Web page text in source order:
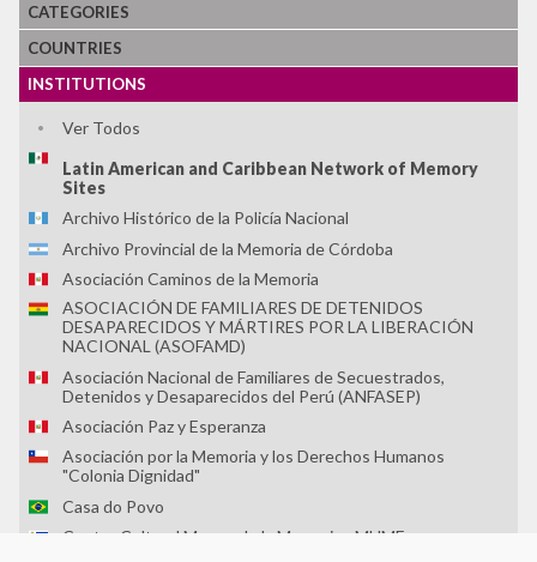
CATEGORIES
COUNTRIES
INSTITUTIONS
Ver Todos
Latin American and Caribbean Network of Memory
Sites
Archivo Histórico de la Policía Nacional
Archivo Provincial de la Memoria de Córdoba
Asociación Caminos de la Memoria
ASOCIACIÓN DE FAMILIARES DE DETENIDOS
DESAPARECIDOS Y MÁRTIRES POR LA LIBERACIÓN
NACIONAL (ASOFAMD)
Asociación Nacional de Familiares de Secuestrados,
Detenidos y Desaparecidos del Perú (ANFASEP)
Asociación Paz y Esperanza
Asociación por la Memoria y los Derechos Humanos
"Colonia Dignidad"
Casa do Povo
Centro Cultural Museo de la Memoria - MUME